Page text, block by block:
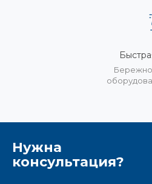
Нужна
консультация?